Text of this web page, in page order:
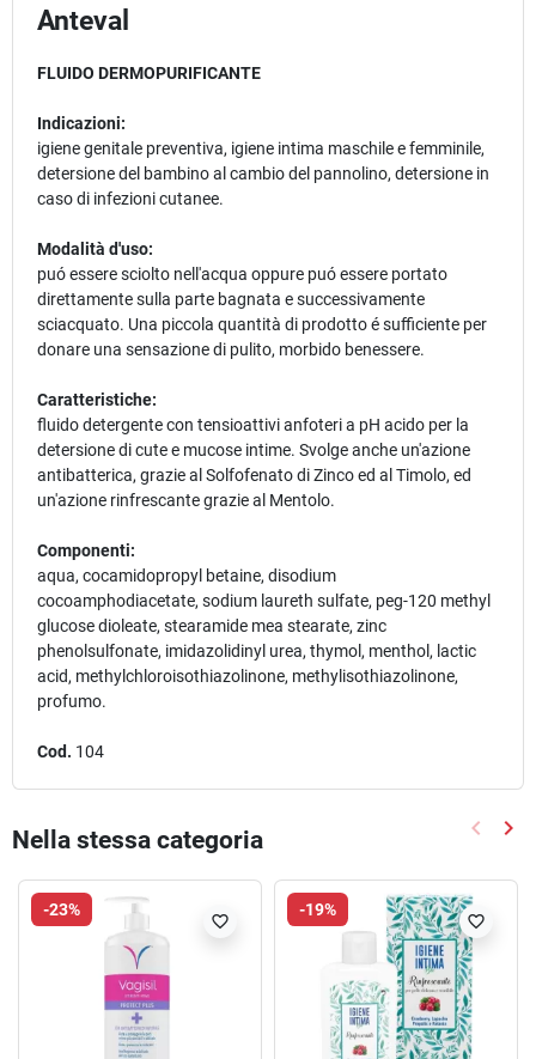
Anteval
FLUIDO DERMOPURIFICANTE
Indicazioni:
igiene genitale preventiva, igiene intima maschile e femminile,
detersione del bambino al cambio del pannolino, detersione in
caso di infezioni cutanee.
Modalità d'uso:
puó essere sciolto nell'acqua oppure puó essere portato
direttamente sulla parte bagnata e successivamente
sciacquato. Una piccola quantità di prodotto é sufficiente per
donare una sensazione di pulito, morbido benessere.
Caratteristiche:
fluido detergente con tensioattivi anfoteri a pH acido per la
detersione di cute e mucose intime. Svolge anche un'azione
antibatterica, grazie al Solfofenato di Zinco ed al Timolo, ed
un'azione rinfrescante grazie al Mentolo.
Componenti:
aqua, cocamidopropyl betaine, disodium
cocoamphodiacetate, sodium laureth sulfate, peg-120 methyl
glucose dioleate, stearamide mea stearate, zinc
phenolsulfonate, imidazolidinyl urea, thymol, menthol, lactic
acid, methylchloroisothiazolinone, methylisothiazolinone,
profumo.
Cod. 104
Nella stessa categoria keyboard_arrow_left keyboard_arrow_right
-23%
favorite_border
-19%
favorite_border